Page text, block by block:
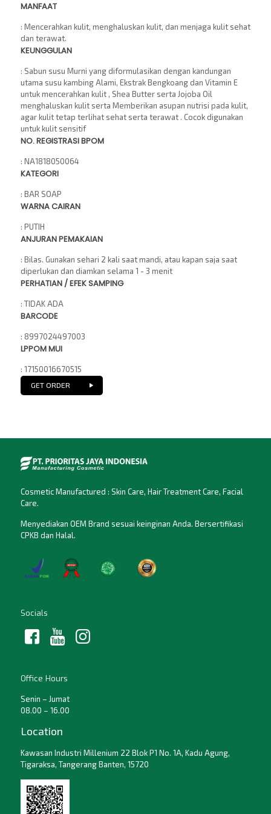
MANFAAT
: Mencerahkan kulit, menghaluskan kulit, dan menjaga kulit sehat
dan terawat.
KEUNGGULAN
: Sabun susu Murni yang diformulasikan dengan kandungan
utama susu kambing Alami, Ekstrak Bengkoang dan Vitamin E
untuk mencerahkan kulit , Shea Butter serta Jojoba Oil
menghaluskan kulit serta Memberikan asupan nutrisi pada kulit,
agar kulit tetap terlihat sehat serta terawat . Cocok digunakan
untuk kulit sensitif
NO. REGISTRASI BPOM
: NA1818050064
KATEGORI
: BAR SOAP
WARNA CAIRAN
: PUTIH
ANJURAN PEMAKAIAN
: Bilas. Gunakan sehari 2 kali saat mandi, atau kapan saja saat
diperlukan dan diamkan selama 1 - 3 menit
PERHATIAN / EFEK SAMPING
: TIDAK ADA
BARCODE
: 8997024497003
LPPOM MUI
: 17150016670515
GET ORDER
Cosmetic Manufactured : Skin Care, Hair Treatment Care, Facial
Care.
Menyediakan OEM Brand sesuai keinginan Anda. Bersertifikasi
CPKB dan Halal.
Socials
Office Hours
Senin – Jumat
08.00 – 16.00
Location
Kawasan Industri Millenium 22 Blok P1 No. 1A, Kadu Agung,
Tigaraksa, Tangerang Banten, 15720